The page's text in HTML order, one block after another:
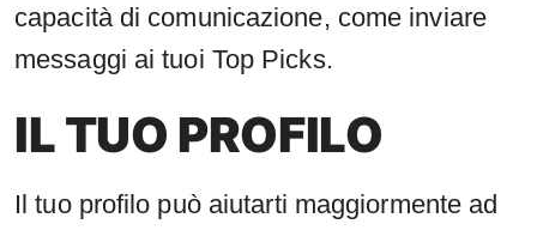
capacità di comunicazione, come inviare
messaggi ai tuoi Top Picks.
IL TUO PROFILO
Il tuo profilo può aiutarti maggiormente ad